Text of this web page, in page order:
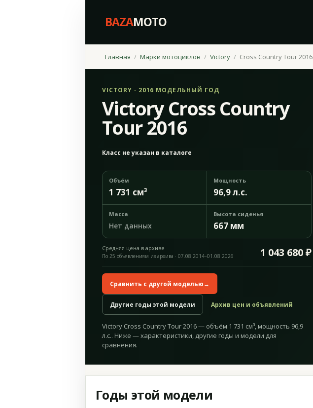
BAZAMOTO
Главная Марки мотоциклов Victory Cross Country Tour 2016
VICTORY · 2016 МОДЕЛЬНЫЙ ГОД
Victory Cross Country
Tour 2016
Класс не указан в каталоге
Объём
1 731 см³
Мощность
96,9 л.с.
Масса
Нет данных
Высота сиденья
667 мм
Средняя цена в архиве 1 043 680 ₽
По 25 объявлениям из архива · 07.08.2014–01.08.2026
Сравнить с другой моделью→
Другие годы этой модели Архив цен и объявлений
Victory Cross Country Tour 2016 — объём 1 731 см³, мощность 96,9
л.с.. Ниже — характеристики, другие годы и модели для
сравнения.
Годы этой модели